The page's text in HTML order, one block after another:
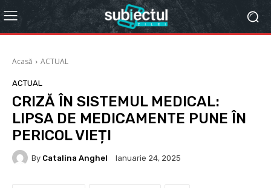
Acasă ACTUAL
ACTUAL
CRIZĂ ÎN SISTEMUL MEDICAL:
LIPSA DE MEDICAMENTE PUNE ÎN
PERICOL VIEȚI
By Catalina Anghel Ianuarie 24, 2025